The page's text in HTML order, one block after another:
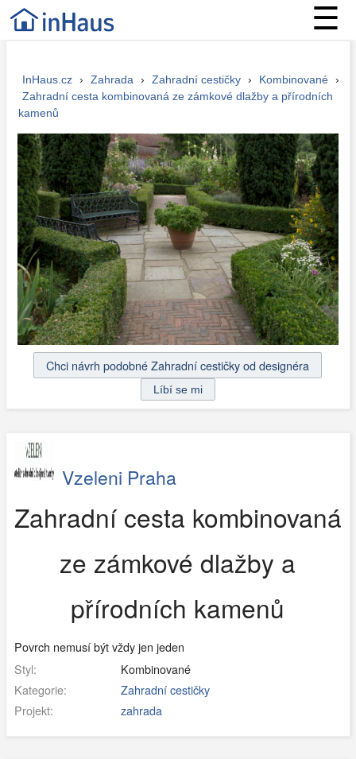
☰
InHaus.cz › Zahrada › Zahradní cestičky › Kombinované ›
Zahradní cesta kombinovaná ze zámkové dlažby a přírodních
kamenů
Chci návrh podobné Zahradní cestičky od designéra
Vzeleni Praha
Zahradní cesta kombinovaná
ze zámkové dlažby a
přírodních kamenů
Povrch nemusí být vždy jen jeden
Styl:
Kombinované
Kategorie:
Zahradní cestičky
Projekt:
zahrada